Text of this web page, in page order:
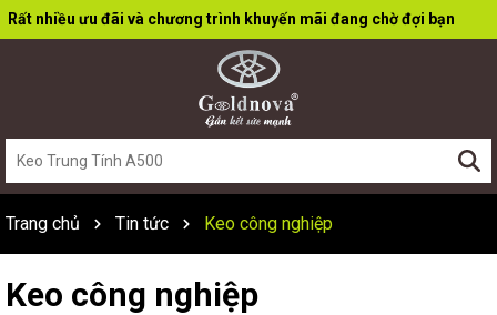
Rất nhiều ưu đãi và chương trình khuyến mãi đang chờ đợi bạn
Trang chủ Tin tức Keo công nghiệp
Keo công nghiệp